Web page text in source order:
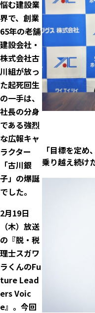
悩む建設業
界で、創業
65年の老舗
建設会社・
株式会社古
川組が放っ
た起死回生
の一手は、
社長の分身
である強烈
な広報キャ
ラクター
「古川銀
子」の爆誕
でした。
2月19日
（木）放送
の『脱・税
理士スガワ
ラくんのFu
ture Lead
ers Voic
e』。今回
「目標を定
乗り越え続け